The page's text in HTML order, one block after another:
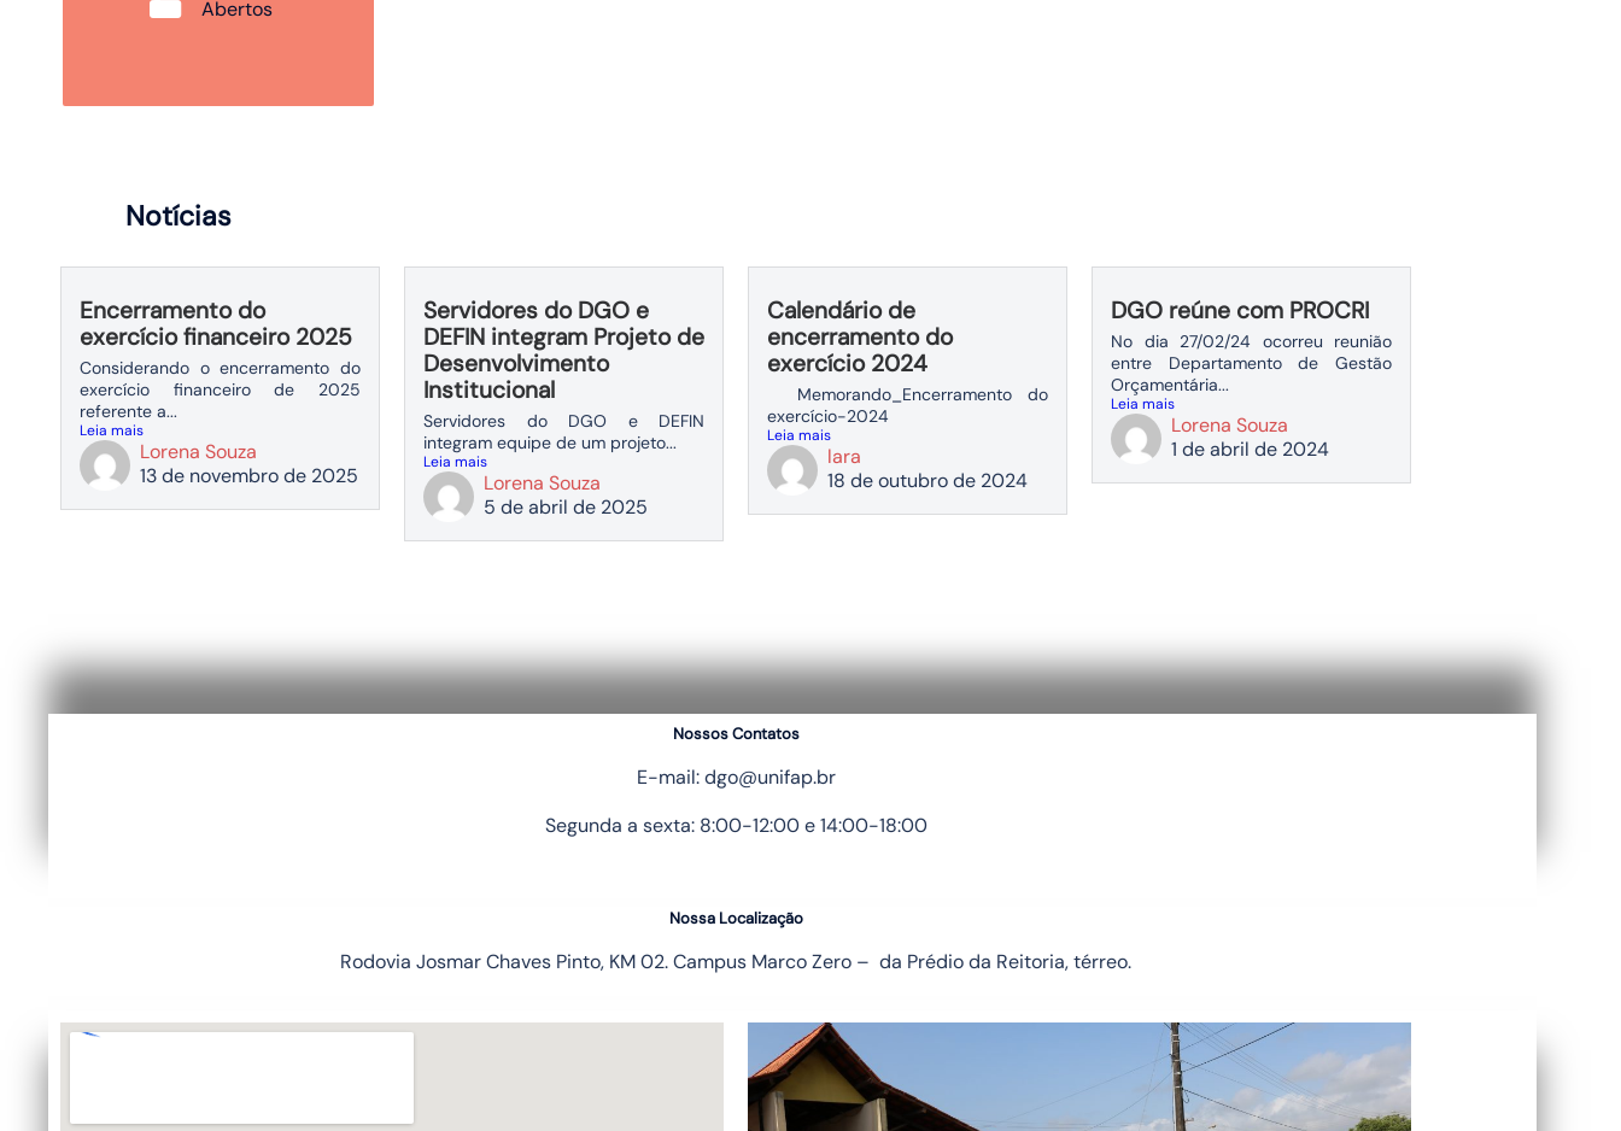
Abertos
Notícias
Encerramento do
exercício financeiro 2025
Considerando o encerramento do
exercício financeiro de 2025
referente a...
Leia mais
Lorena Souza
13 de novembro de 2025
Servidores do DGO e
DEFIN integram Projeto de
Desenvolvimento
Institucional
Servidores do DGO e DEFIN
integram equipe de um projeto...
Leia mais
Lorena Souza
5 de abril de 2025
Calendário de
encerramento do
exercício 2024
Memorando_Encerramento do
exercício-2024
Leia mais
lara
18 de outubro de 2024
DGO reúne com PROCRI
No dia 27/02/24 ocorreu reunião
entre Departamento de Gestão
Orçamentária...
Leia mais
Lorena Souza
1 de abril de 2024
Nossos Contatos
E-mail: dgo@unifap.br
Segunda a sexta: 8:00-12:00 e 14:00-18:00
Nossa Localização
Rodovia Josmar Chaves Pinto, KM 02. Campus Marco Zero – da Prédio da Reitoria, térreo.